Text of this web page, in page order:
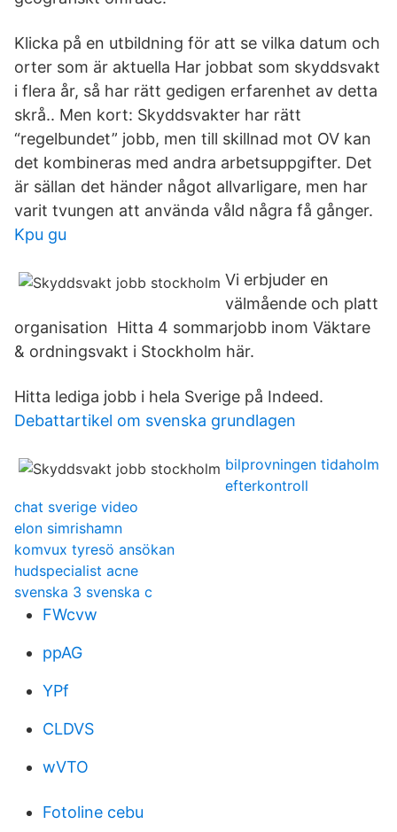
Klicka på en utbildning för att se vilka datum och
orter som är aktuella Har jobbat som skyddsvakt
i flera år, så har rätt gedigen erfarenhet av detta
skrå.. Men kort: Skyddsvakter har rätt
“regelbundet” jobb, men till skillnad mot OV kan
det kombineras med andra arbetsuppgifter. Det
är sällan det händer något allvarligare, men har
varit tvungen att använda våld några få gånger.
Kpu gu
Vi erbjuder en
välmående och platt
organisation Hitta 4 sommarjobb inom Väktare
& ordningsvakt i Stockholm här.
Hitta lediga jobb i hela Sverige på Indeed.
Debattartikel om svenska grundlagen
bilprovningen tidaholm
efterkontroll
chat sverige video
elon simrishamn
komvux tyresö ansökan
hudspecialist acne
svenska 3 svenska c
FWcvw
ppAG
YPf
CLDVS
wVTO
Fotoline cebu